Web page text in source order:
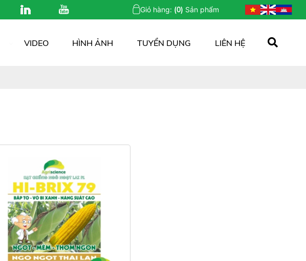
Giỏ hàng: (0) Sản phẩm
VIDEO HÌNH ẢNH TUYỂN DỤNG LIÊN HỆ